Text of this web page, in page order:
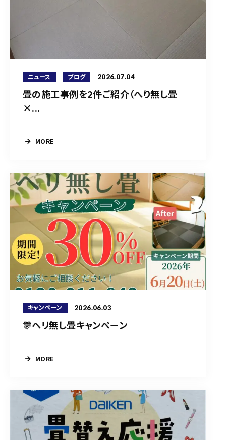
ニュース ブログ 2026.07.04
畳の施工事例を2件ご紹介（へり無し畳
×...
MORE
キャンペーン 2026.06.03
🎊ヘリ無し畳キャンペーン
MORE